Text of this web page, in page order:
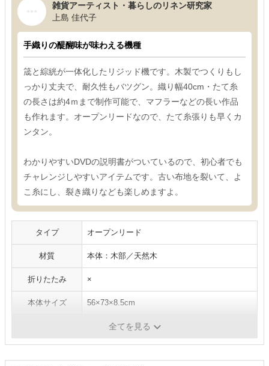
雑貨アーティスト・暮らしのリネン研究家
上島 佳代子
手織りの醍醐味が味わえる機種
筬と綜絖が一体化したリジッド機です。木製でつくりもし
っかり丈夫で、耐久性もバツグン。織り幅40cm・たて糸
の長さは約4ｍまで制作可能で、マフラーなどの長い作品
も作れます。オープンリードなので、たて糸張りも早くカ
ンタン。
わかりやすいDVDの説明書がついているので、初心者でも
チャレンジしやすいアイテムです。古い布地を裂いて、よ
こ糸にし、裂き織りなども楽しめますよ。
タイプ オープンリード
材質 本体：木部／天然木
折りたたみ ×
本体サイズ 56×73×8.5cm
全てを見る